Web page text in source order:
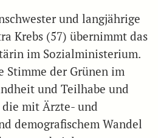
und langjährige
Krebs (57) übernimmt das
im Sozialministerium.
Stimme der Grünen im
und Teilhabe und
mit Ärzte- und
demografischem Wandel